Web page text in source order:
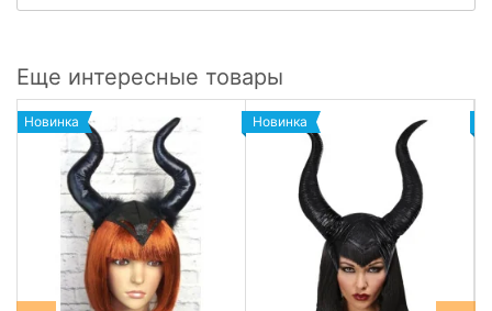
Еще интересные товары
Новинка Новинка